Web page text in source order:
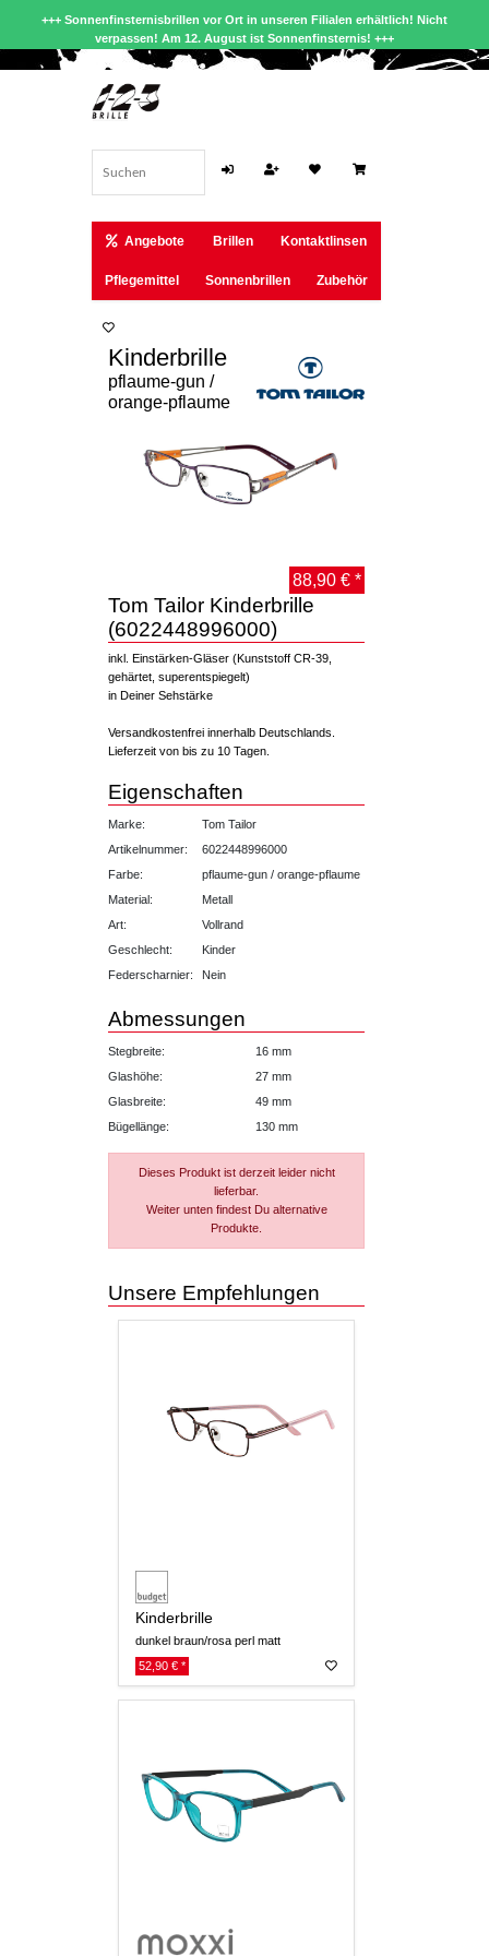
+++ Sonnenfinsternisbrillen vor Ort in unseren Filialen erhältlich! Nicht
verpassen! Am 12. August ist Sonnenfinsternis! +++
Angebote Brillen Kontaktlinsen
Pflegemittel Sonnenbrillen Zubehör
Kinderbrille
pflaume-gun /
orange-pflaume
88,90 € *
Tom Tailor Kinderbrille
(6022448996000)
inkl. Einstärken-Gläser (Kunststoff CR-39,
gehärtet, superentspiegelt)
in Deiner Sehstärke
Versandkostenfrei innerhalb Deutschlands.
Lieferzeit von bis zu 10 Tagen.
Eigenschaften
Marke:
Tom Tailor
Artikelnummer:
6022448996000
Farbe:
pflaume-gun / orange-pflaume
Material:
Metall
Art:
Vollrand
Geschlecht:
Kinder
Federscharnier:
Nein
Abmessungen
Stegbreite:
16 mm
Glashöhe:
27 mm
Glasbreite:
49 mm
Bügellänge:
130 mm
Dieses Produkt ist derzeit leider nicht
lieferbar.
Weiter unten findest Du alternative
Produkte.
Unsere Empfehlungen
Kinderbrille
dunkel braun/rosa perl matt
52,90 € *